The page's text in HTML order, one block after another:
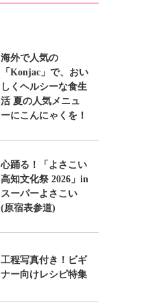
海外で人気の
「Konjac」で、おい
しくヘルシーな食生
活 夏の人気メニュ
ーにこんにゃくを！
心踊る！「よさこい
高知文化祭 2026」in
スーパーよさこい
(原宿表参道)
工程写真付き！ビギ
ナー向けレシピ特集